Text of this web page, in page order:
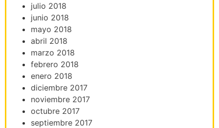
julio 2018
junio 2018
mayo 2018
abril 2018
marzo 2018
febrero 2018
enero 2018
diciembre 2017
noviembre 2017
octubre 2017
septiembre 2017